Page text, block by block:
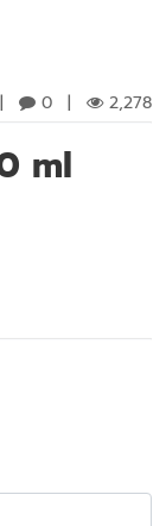
| 0 | 2,278
ml